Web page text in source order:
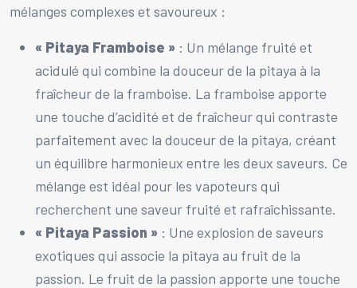
mélanges complexes et savoureux :
« Pitaya Framboise » : Un mélange fruité et
acidulé qui combine la douceur de la pitaya à la
fraîcheur de la framboise. La framboise apporte
une touche d’acidité et de fraîcheur qui contraste
parfaitement avec la douceur de la pitaya, créant
un équilibre harmonieux entre les deux saveurs. Ce
mélange est idéal pour les vapoteurs qui
recherchent une saveur fruité et rafraîchissante.
« Pitaya Passion » : Une explosion de saveurs
exotiques qui associe la pitaya au fruit de la
passion. Le fruit de la passion apporte une touche